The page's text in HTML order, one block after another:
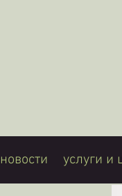
новости услуги и